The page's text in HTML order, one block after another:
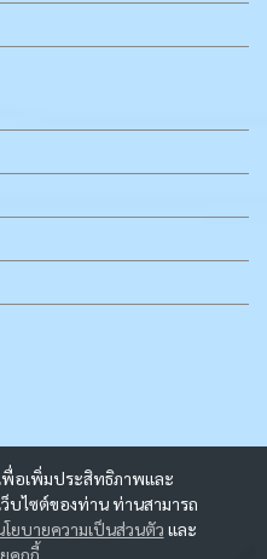
พื่อเพิ่มประสิทธิภาพและ
บไซต์ของท่าน ท่านสามารถ
โยบายความเป็นส่วนตัว และ
คุกกี้